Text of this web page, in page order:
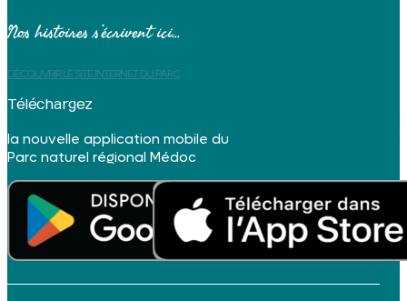
Nos histoires s’écrivent ici...
DÉCOUVRIR LE SITE INTERNET DU PARC
Téléchargez
la nouvelle application mobile du
Parc naturel régional Médoc